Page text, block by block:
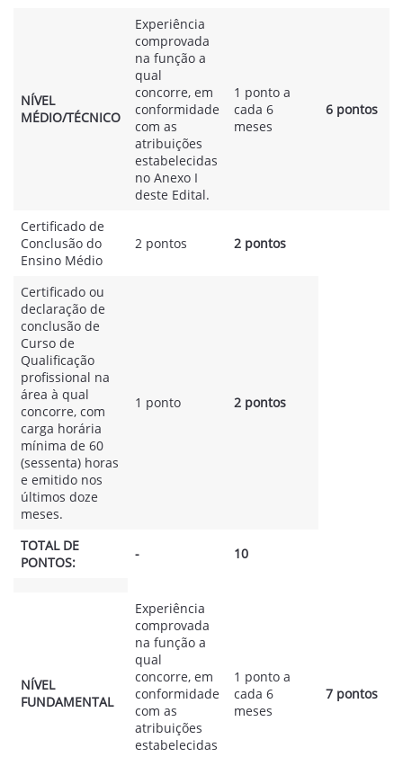
NÍVEL
MÉDIO/TÉCNICO
Experiência
comprovada
na função a
qual
concorre, em
conformidade
com as
atribuições
estabelecidas
no Anexo I
deste Edital.
1 ponto a
cada 6
meses
6 pontos
Certificado de
Conclusão do
Ensino Médio
2 pontos 2 pontos
Certificado ou
declaração de
conclusão de
Curso de
Qualificação
profissional na
área à qual
concorre, com
carga horária
mínima de 60
(sessenta) horas
e emitido nos
últimos doze
meses.
1 ponto 2 pontos
TOTAL DE
PONTOS:
- 10
NÍVEL
FUNDAMENTAL
Experiência
comprovada
na função a
qual
concorre, em
conformidade
com as
atribuições
estabelecidas
1 ponto a
cada 6
meses
7 pontos